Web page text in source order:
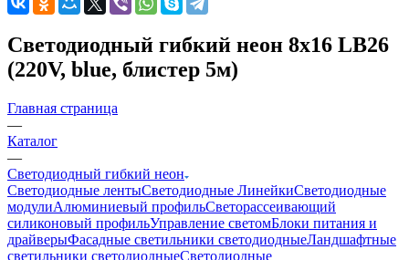
Светодиодный гибкий неон 8x16 LB26
(220V, blue, блистер 5м)
Главная страница
—
Каталог
—
Светодиодный гибкий неон
Светодиодные лентыСветодиодные ЛинейкиСветодиодные
модулиАлюминиевый профильСветорассеивающий
силиконовый профильУправление светомБлоки питания и
драйверыФасадные светильники светодиодныеЛандшафтные
светильники светодиодныеСветодиодные